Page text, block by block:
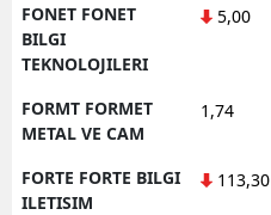
FONET FONET
BILGI
TEKNOLOJILERI
5,00
FORMT FORMET
METAL VE CAM
1,74
FORTE FORTE BILGI
ILETISIM
113,30